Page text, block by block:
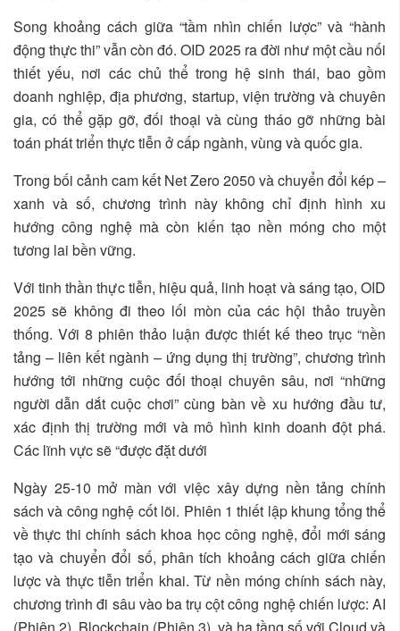
Song khoảng cách giữa “tầm nhìn chiến lược” và “hành
động thực thi” vẫn còn đó. OID 2025 ra đời như một cầu nối
thiết yếu, nơi các chủ thể trong hệ sinh thái, bao gồm
doanh nghiệp, địa phương, startup, viện trường và chuyên
gia, có thể gặp gỡ, đối thoại và cùng tháo gỡ những bài
toán phát triển thực tiễn ở cấp ngành, vùng và quốc gia.
Trong bối cảnh cam kết Net Zero 2050 và chuyển đổi kép –
xanh và số, chương trình này không chỉ định hình xu
hướng công nghệ mà còn kiến tạo nền móng cho một
tương lai bền vững.
Với tinh thần thực tiễn, hiệu quả, linh hoạt và sáng tạo, OID
2025 sẽ không đi theo lối mòn của các hội thảo truyền
thống. Với 8 phiên thảo luận được thiết kế theo trục “nền
tảng – liên kết ngành – ứng dụng thị trường”, chương trình
hướng tới những cuộc đối thoại chuyên sâu, nơi “những
người dẫn dắt cuộc chơi” cùng bàn về xu hướng đầu tư,
xác định thị trường mới và mô hình kinh doanh đột phá.
Các lĩnh vực sẽ “được đặt dưới
Ngày 25-10 mở màn với việc xây dựng nền tảng chính
sách và công nghệ cốt lõi. Phiên 1 thiết lập khung tổng thể
về thực thi chính sách khoa học công nghệ, đổi mới sáng
tạo và chuyển đổi số, phân tích khoảng cách giữa chiến
lược và thực tiễn triển khai. Từ nền móng chính sách này,
chương trình đi sâu vào ba trụ cột công nghệ chiến lược: AI
(Phiên 2), Blockchain (Phiên 3), và hạ tầng số với Cloud và